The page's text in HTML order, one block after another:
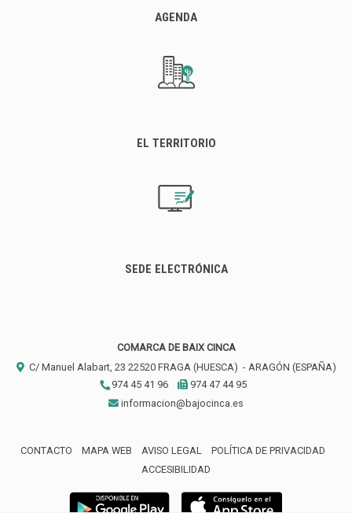
AGENDA
EL TERRITORIO
SEDE ELECTRÓNICA
COMARCA DE BAIX CINCA
C/ Manuel Alabart, 23 22520 FRAGA (HUESCA) - ARAGÓN (ESPAÑA)
974 45 41 96
974 47 44 95
informacion@bajocinca.es
CONTACTO MAPA WEB AVISO LEGAL
POLÍTICA DE PRIVACIDAD
ACCESIBILIDAD